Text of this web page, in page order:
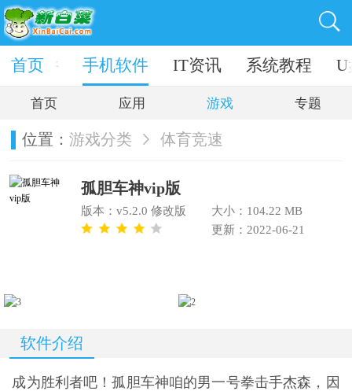
脑软件 手机软件 IT资讯 系统教程 U
首页
首页 应用 游戏 专题
位置： 游戏分类 体育竞速
孤胆车神vip版
版本：v5.2.0 修改版
大小：104.22 MB
更新：2022-06-21
软件介绍
成为胜利者吧！孤胆车神咱的男一号拳击手杰森，因